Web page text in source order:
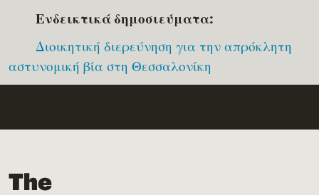
Ενδεικτικά δημοσιεύματα:
Διοικητική διερεύνηση για την απρόκλητη
αστυνομική βία στη Θεσσαλονίκη
The Manifold Files